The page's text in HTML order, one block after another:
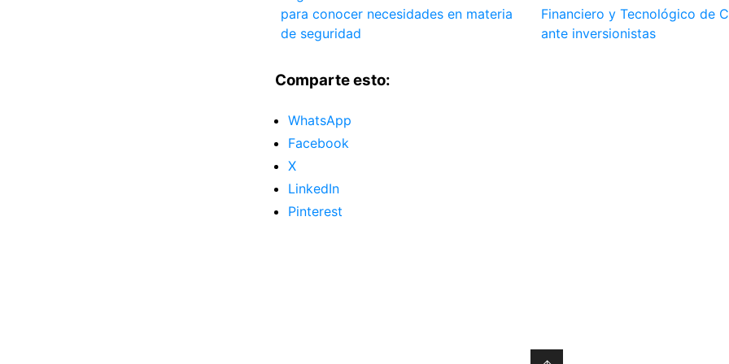
para conocer necesidades en materia
de seguridad
Financiero y Tecnológico de
ante inversionistas
Comparte esto:
WhatsApp
Facebook
X
LinkedIn
Pinterest